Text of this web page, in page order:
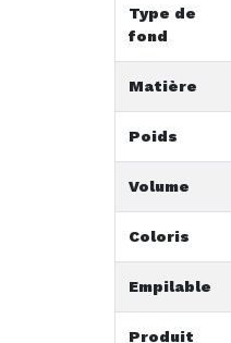
Type de
fond
Matière
Poids
Volume
Coloris
Empilable
Produit